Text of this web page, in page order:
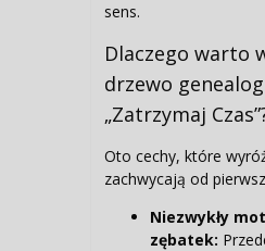
sens.
Dlaczego warto
drzewo
„Zatrzymaj
Oto cechy, które
zachwycają od
Niezwykły
zębatek: